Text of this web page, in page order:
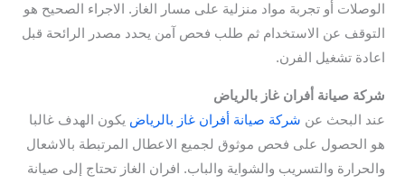
الوصلات أو تجربة مواد منزلية على مسار الغاز. الاجراء الصحيح هو
التوقف عن الاستخدام ثم طلب فحص آمن يحدد مصدر الرائحة قبل
اعادة تشغيل الفرن.
شركة صيانة أفران غاز بالرياض
عند البحث عن شركة صيانة أفران غاز بالرياض يكون الهدف غالبا
هو الحصول على فحص موثوق لجميع الاعطال المرتبطة بالاشعال
والحرارة والتسريب والشواية والباب. افران الغاز تحتاج إلى صيانة